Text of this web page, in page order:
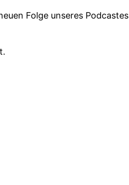
Folge unseres Podcastes